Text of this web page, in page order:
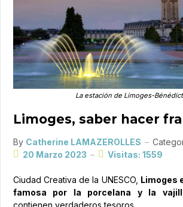
La estación de Limoges-
Limoges, saber hacer
By Catherine LAMAZEROLLES
20 Marzo 2023
Visitas: 1559
Ciudad Creativa de la UNESCO, Limoges
famosa por la porcelana
y la
contienen verdaderos tesoros